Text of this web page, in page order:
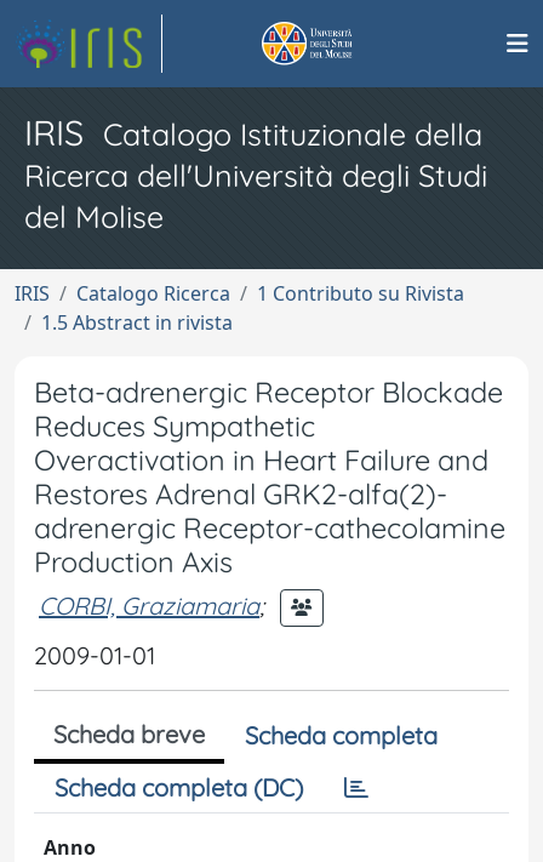
IRIS Catalogo Istituzionale della
Ricerca dell'Università degli Studi
del Molise
IRIS Catalogo Ricerca
1 Contributo su Rivista
1.5 Abstract in rivista
Beta-adrenergic Receptor Blockade
Reduces Sympathetic
Overactivation in Heart Failure and
Restores Adrenal GRK2-alfa(2)-
adrenergic Receptor-cathecolamine
Production Axis
CORBI, Graziamaria;
2009-01-01
Scheda breve
Scheda completa
Scheda completa (DC)
Anno